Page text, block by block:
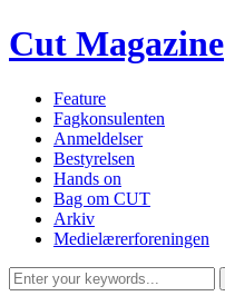
Cut Magazine
Feature
Fagkonsulenten
Anmeldelser
Bestyrelsen
Hands on
Bag om CUT
Arkiv
Medielærerforeningen